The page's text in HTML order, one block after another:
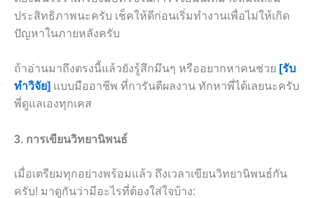
ประสิทธิภาพนะครับ เช็คให้ดีก่อนเริ่มทำงานเพื่อไม่ให้เกิด
ปัญหาในภายหลังครับ
ถ้าอ่านมาถึงตรงนี้แล้วยังรู้สึกมึนๆ หรืออยากหาคนช่วย [รับ
ทำวิจัย] แบบมืออาชีพ ที่การันตีผลงาน ทักหาพี่ได้เลยนะครับ
พี่ดูแลเองทุกเคส
3. การเขียนวิทยานิพนธ์
เมื่อเตรียมทุกอย่างพร้อมแล้ว ถึงเวลาเขียนวิทยานิพนธ์กัน
ครับ! มาดูกันว่ามีอะไรที่ต้องใส่ใจบ้าง: